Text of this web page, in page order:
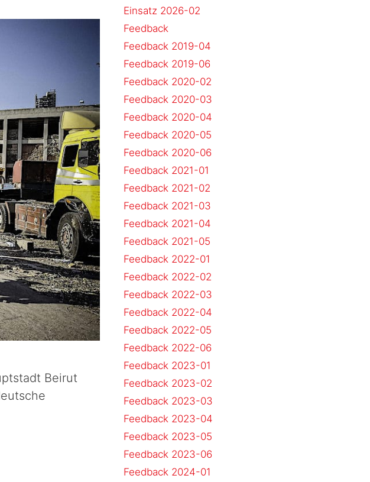
Beirut
Einsatz 2026-02
Feedback
Feedback 2019-04
Feedback 2019-06
Feedback 2020-02
Feedback 2020-03
Feedback 2020-04
Feedback 2020-05
Feedback 2020-06
Feedback 2021-01
Feedback 2021-02
Feedback 2021-03
Feedback 2021-04
Feedback 2021-05
Feedback 2022-01
Feedback 2022-02
Feedback 2022-03
Feedback 2022-04
Feedback 2022-05
Feedback 2022-06
Feedback 2023-01
Feedback 2023-02
Feedback 2023-03
Feedback 2023-04
Feedback 2023-05
Feedback 2023-06
Feedback 2024-01